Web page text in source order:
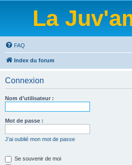
La
FAQ
Index du forum
Connexion
Nom d’utilisateur :
Mot de passe :
J’ai oublié mon mot de passe
Se souvenir de moi